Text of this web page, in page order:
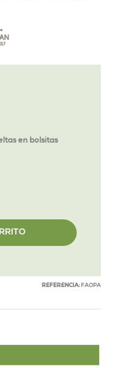
en bolsitas
REFERENCIA: FAOPA